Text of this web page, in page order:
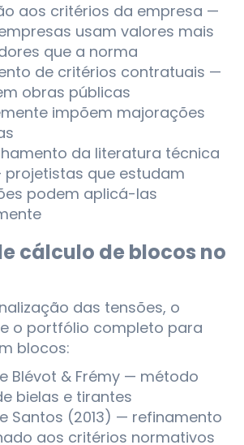
aos critérios da empresa —
usam valores mais
que a norma
de critérios contratuais —
obras públicas
impõem majorações
da literatura técnica
projetistas que estudam
podem aplicá-las
cálculo de blocos no
das tensões, o
o portfólio completo para
blocos:
Blévot & Frémy — método
bielas e tirantes
Santos (2013) — refinamento
aos critérios normativos